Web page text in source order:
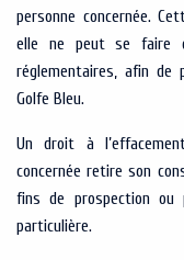
personne concernée.
elle ne peut se faire
réglementaires, afin
Golfe Bleu.
Un droit à
concernée retire son
fins de prospection
particulière.